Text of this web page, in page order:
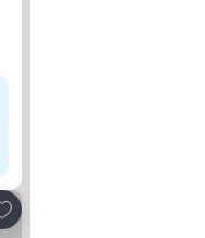
Favoriten hinzufügen